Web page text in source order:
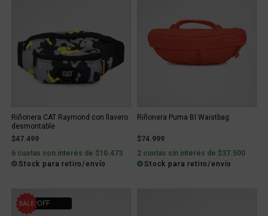
Riñonera CAT Raymond con llavero
desmontable
$47.499
6 cuotas con interés de $10.473
Stock para retiro/envío
Riñonera Puma Bl Waistbag
$74.999
2 cuotas sin interés de $37.500
Stock para retiro/envío
20% OFF